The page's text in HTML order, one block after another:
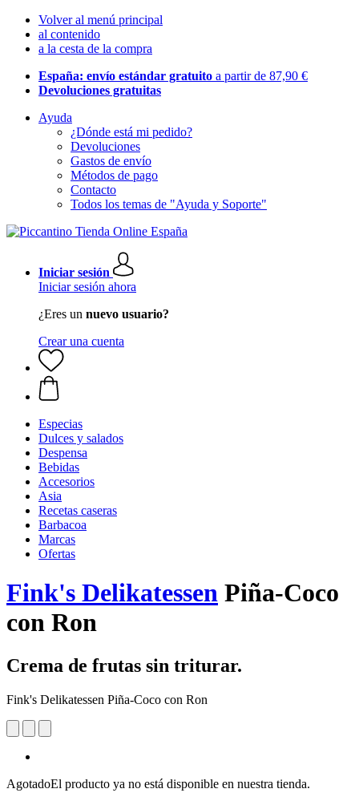
Volver al menú principal
al contenido
a la cesta de la compra
España: envío estándar gratuito a partir de 87,90 €
Devoluciones gratuitas
Ayuda
¿Dónde está mi pedido?
Devoluciones
Gastos de envío
Métodos de pago
Contacto
Todos los temas de "Ayuda y Soporte"
Iniciar sesión
Iniciar sesión ahora
¿Eres un nuevo usuario?
Crear una cuenta
Especias
Dulces y salados
Despensa
Bebidas
Accesorios
Asia
Recetas caseras
Barbacoa
Marcas
Ofertas
Fink's Delikatessen Piña-Coco
con Ron
Crema de frutas sin triturar.
Fink's Delikatessen Piña-Coco con Ron
AgotadoEl producto ya no está disponible en nuestra tienda.